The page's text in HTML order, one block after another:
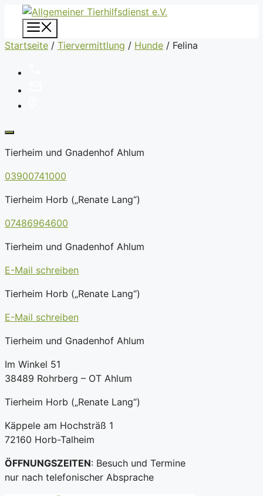
Zum
Inhalt
springen
Startseite / Tiervermittlung / Hunde / Felina
Tierheim und Gnadenhof Ahlum
03900741000
Tierheim Horb („Renate Lang“)
07486964600
Tierheim und Gnadenhof Ahlum
E-Mail schreiben
Tierheim Horb („Renate Lang“)
E-Mail schreiben
Tierheim und Gnadenhof Ahlum
Im Winkel 51
38489 Rohrberg – OT Ahlum
Tierheim Horb („Renate Lang“)
Käppele am Hochsträß 1
72160 Horb-Talheim
ÖFFNUNGSZEITEN: Besuch und Termine
nur nach telefonischer Absprache